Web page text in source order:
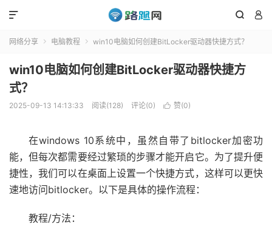
 

网络分享  电脑教程  win10电脑如何创建BitLocker驱动器快捷方式？
win10电脑如何创建BitLocker驱动器快捷方
式？
2025-09-13 14:13:33 阅读(128) 评论(0)  赞(0)
在windows 10系统中，虽然自带了bitlocker加密功
能，但每次都需要经过繁琐的步骤才能开启它。为了提升便
捷性，我们可以在桌面上设置一个快捷方式，这样可以更快
速地访问bitlocker。以下是具体的操作流程：
教程/方法：